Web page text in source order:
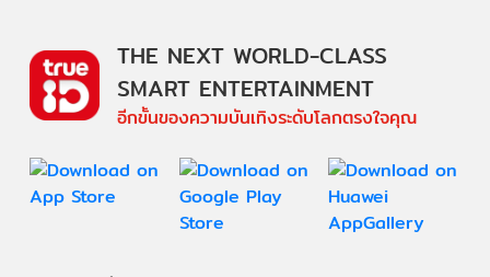
THE NEXT WORLD-CLASS
SMART ENTERTAINMENT
อีกขั้นของความบันเทิงระดับโลกตรงใจคุณ